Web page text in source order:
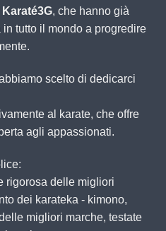
, che hanno già
tutto il mondo a progredire
scelto di dedicarci
al karate, che offre
agli appassionati.
rigorosa delle migliori
dei karateka - kimono,
migliori marche, testate